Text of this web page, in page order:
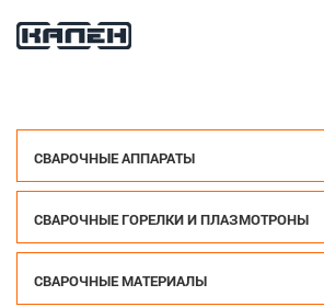
СВАРОЧНЫЕ АППАРАТЫ
СВАРОЧНЫЕ ГОРЕЛКИ И ПЛАЗМОТРОНЫ
СВАРОЧНЫЕ МАТЕРИАЛЫ